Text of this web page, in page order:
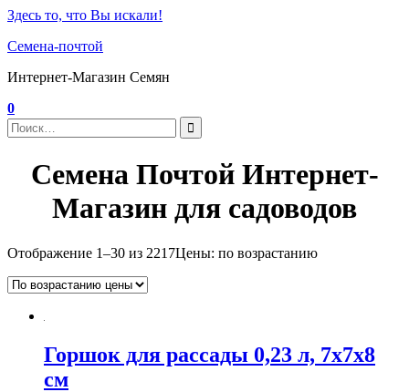
Здесь то, что Вы искали!
Семена-почтой
Интернет-Магазин Семян
0
Семена Почтой Интернет-
Магазин для садоводов
Отображение 1–30 из 2217Цены: по возрастанию
Горшок для рассады 0,23 л, 7x7x8
см